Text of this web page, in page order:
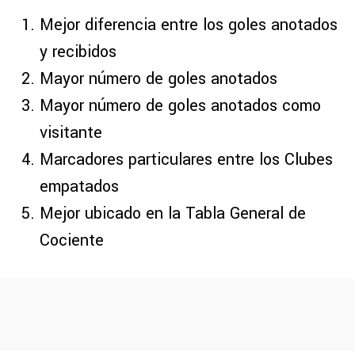
Mejor diferencia entre los goles anotados
y recibidos
Mayor número de goles anotados
Mayor número de goles anotados como
visitante
Marcadores particulares entre los Clubes
empatados
Mejor ubicado en la Tabla General de
Cociente